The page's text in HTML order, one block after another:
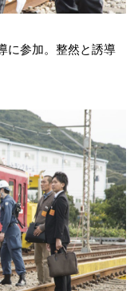
に参加。整然と誘導